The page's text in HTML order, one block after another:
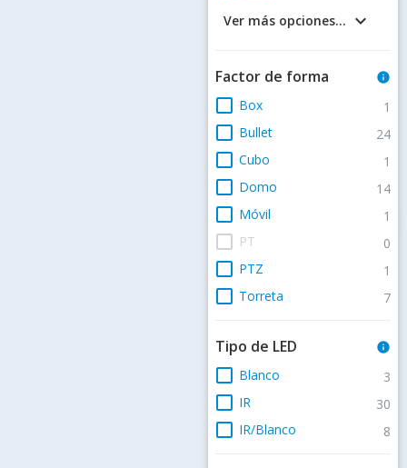
keyboard_arrow_down
Ver más opciones...
Factor de forma info
check_box_outline_blank Box 1
check_box_outline_blank Bullet 24
check_box_outline_blank Cubo 1
check_box_outline_blank Domo 14
check_box_outline_blank Móvil 1
check_box_outline_blank PT 0
check_box_outline_blank PTZ 1
check_box_outline_blank Torreta 7
Tipo de LED info
check_box_outline_blank Blanco 3
check_box_outline_blank IR 30
check_box_outline_blank IR/Blanco 8